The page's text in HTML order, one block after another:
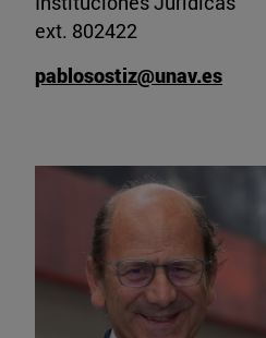
ext. 802422
pablosostiz@unav.es